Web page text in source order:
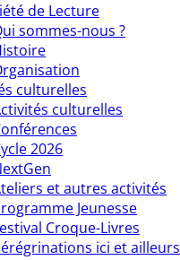
de Lecture
sommes-nous ?
culturelles
culturelles
2026
et autres activités
Jeunesse
Croque-Livres
ici et ailleurs